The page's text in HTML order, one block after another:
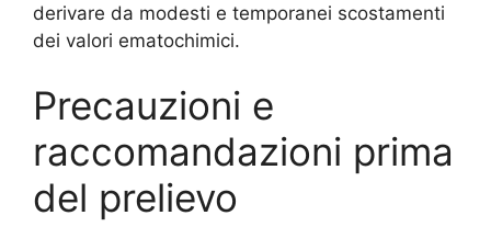
derivare da modesti e temporanei scostamenti
dei valori ematochimici.
Precauzioni e
raccomandazioni prima
del prelievo